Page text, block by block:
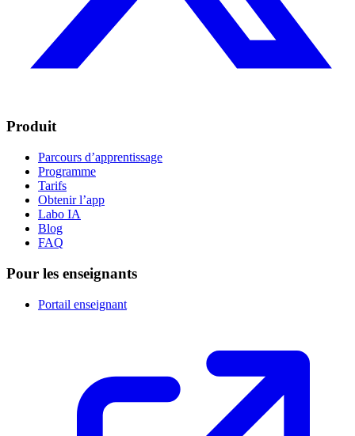
Produit
Parcours d’apprentissage
Programme
Tarifs
Obtenir l’app
Labo IA
Blog
FAQ
Pour les enseignants
Portail enseignant